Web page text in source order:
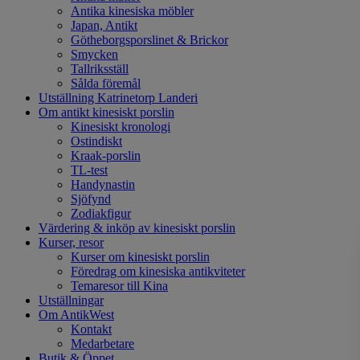
Antika kinesiska möbler
Japan, Antikt
Götheborgsporslinet & Brickor
Smycken
Tallriksställ
Sålda föremål
Utställning Katrinetorp Landeri
Om antikt kinesiskt porslin
Kinesiskt kronologi
Ostindiskt
Kraak-porslin
TL-test
Handynastin
Sjöfynd
Zodiakfigur
Värdering & inköp av kinesiskt porslin
Kurser, resor
Kurser om kinesiskt porslin
Föredrag om kinesiska antikviteter
Temaresor till Kina
Utställningar
Om AntikWest
Kontakt
Medarbetare